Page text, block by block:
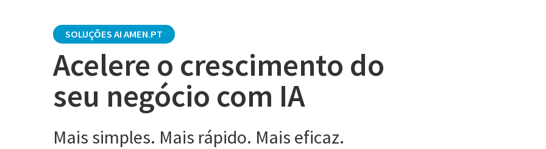
SOLUÇÕES AI AMEN.PT
Acelere o crescimento do
seu negócio com IA
Mais simples. Mais rápido. Mais eficaz.